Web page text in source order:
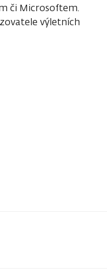
či Microsoftem.
výletních